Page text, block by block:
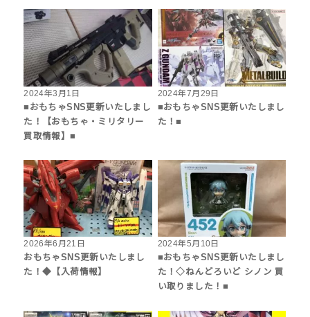
2024年3月1日
■おもちゃSNS更新いたしまし
た！【おもちゃ・ミリタリー
買取情報】■
2024年7月29日
■おもちゃSNS更新いたしまし
た！■
2026年6月21日
おもちゃSNS更新いたしまし
た！◆【入荷情報】
2024年5月10日
■おもちゃSNS更新いたしまし
た！◇ねんどろいど シノン 買
い取りました！■